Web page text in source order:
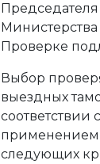
Проверке
Выбор
выездных
применением
следующих